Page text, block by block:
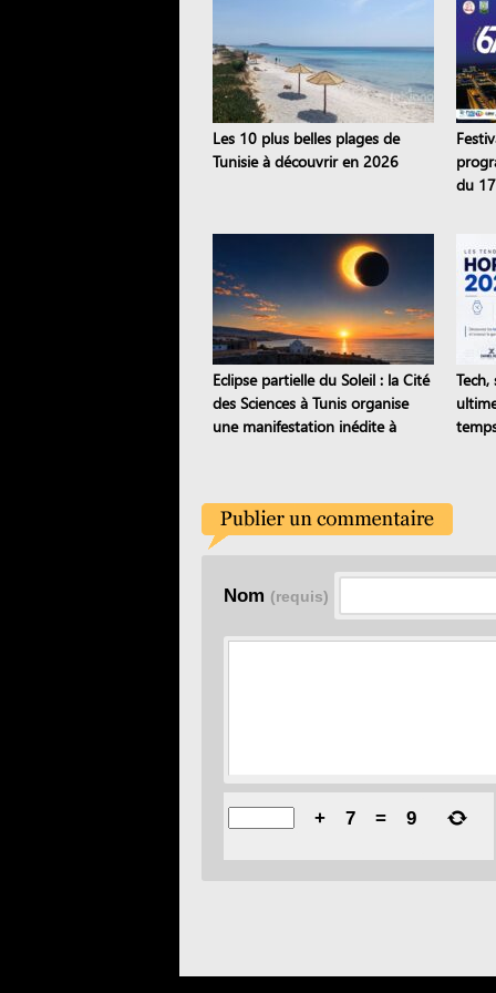
Les 10 plus belles plages de
Tunisie à découvrir en 2026
du
Eclipse partielle du Soleil : la Cité
des Sciences à Tunis organise
une manifestation inédite à
Nom (requis)
+ 7 = 9